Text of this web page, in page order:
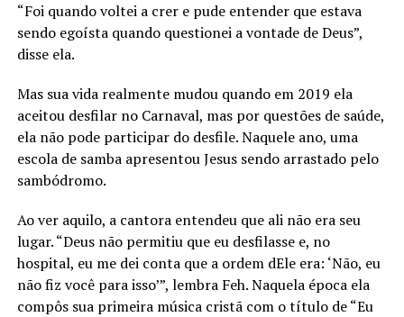
“Foi quando voltei a crer e pude entender que estava
sendo egoísta quando questionei a vontade de Deus”,
disse ela.
Mas sua vida realmente mudou quando em 2019 ela
aceitou desfilar no Carnaval, mas por questões de saúde,
ela não pode participar do desfile. Naquele ano, uma
escola de samba apresentou Jesus sendo arrastado pelo
sambódromo.
Ao ver aquilo, a cantora entendeu que ali não era seu
lugar. “Deus não permitiu que eu desfilasse e, no
hospital, eu me dei conta que a ordem dEle era: ‘Não, eu
não fiz você para isso’”, lembra Feh. Naquela época ela
compôs sua primeira música cristã com o título de “Eu